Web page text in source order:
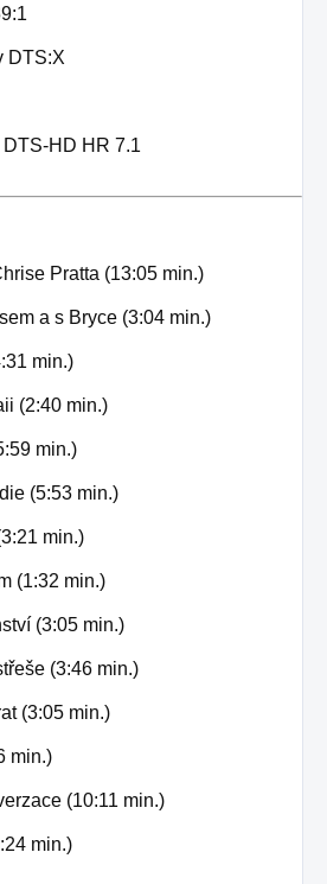
DTS:X
HD HR 7.1
Pratta (13:05 min.)
a s Bryce (3:04 min.)
min.)
(2:40 min.)
min.)
(5:53 min.)
min.)
(1:32 min.)
(3:05 min.)
(3:46 min.)
(3:05 min.)
min.)
(10:11 min.)
min.)